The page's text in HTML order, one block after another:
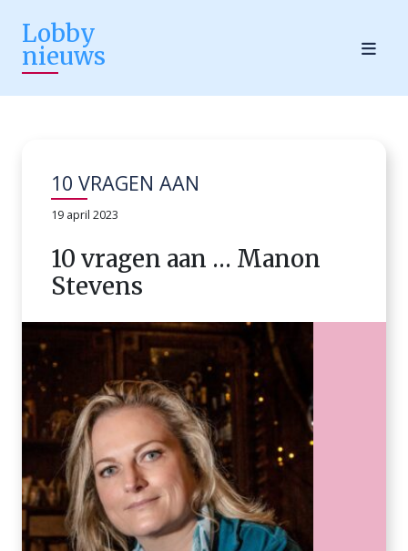
Lobby
nieuws
10 VRAGEN AAN
19 april 2023
10 vragen aan … Manon
Stevens